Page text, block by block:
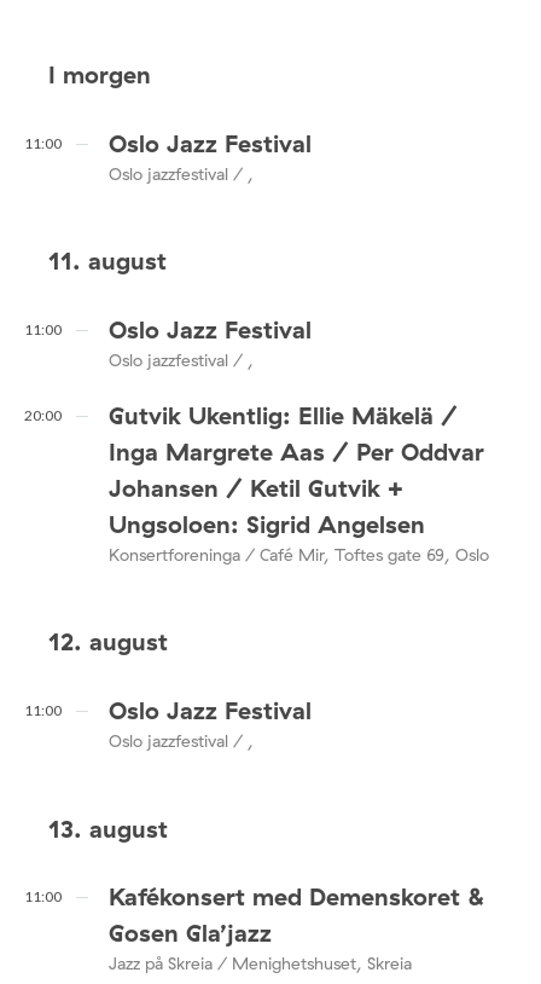
I morgen
11:00 Oslo Jazz Festival
Oslo jazzfestival / ,
11. august
11:00 Oslo Jazz Festival
Oslo jazzfestival / ,
20:00
Gutvik Ukentlig: Ellie Mäkelä /
Inga Margrete Aas / Per Oddvar
Johansen / Ketil Gutvik +
Ungsoloen: Sigrid Angelsen
Konsertforeninga / Café Mir, Toftes gate 69, Oslo
12. august
11:00 Oslo Jazz Festival
Oslo jazzfestival / ,
13. august
11:00
Kafékonsert med Demenskoret &
Gosen Gla’jazz
Jazz på Skreia / Menighetshuset, Skreia